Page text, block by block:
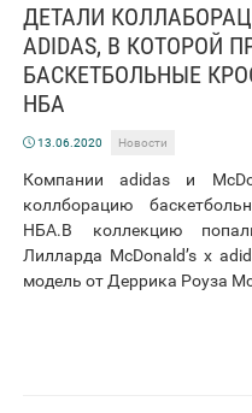
ДЕТАЛИ
ADIDAS, В КОТОРОЙ
БАСКЕТБОЛЬНЫЕ
НБА
13.06.2020 Новости
Компании adidas и
коллборацию
НБА.В коллекцию
Лилларда McDonald’s x
модель от Деррика Роуза